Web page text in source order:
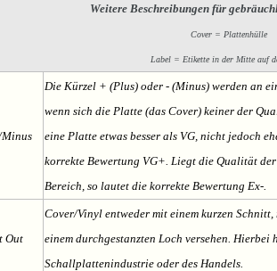
Weitere Beschreibungen für
Cover = Plattenhülle
Label = Etikette in der Mitte auf
Die Kürzel + (Plus) oder - (Minus) werden an
wenn sich die Platte (das Cover) keiner der
eine Platte etwas besser als VG, nicht jedoch
korrekte Bewertung VG+. Liegt die Qualität
Bereich, so lautet die korrekte Bewertung Ex-.
Out
Cover/Vinyl entweder mit einem kurzen
einem durchgestanzten Loch versehen. Hierbei
Schallplattenindustrie oder des Handels.